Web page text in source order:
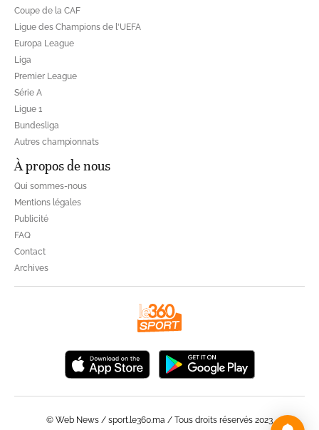
Coupe de la CAF
Ligue des Champions de l'UEFA
Europa League
Liga
Premier League
Série A
Ligue 1
Bundesliga
Autres championnats
À propos de nous
Qui sommes-nous
Mentions légales
Publicité
FAQ
Contact
Archives
© Web News / sport.le360.ma / Tous droits réservés 2023